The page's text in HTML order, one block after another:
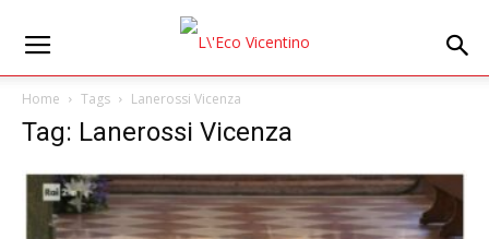
Home Tags Lanerossi Vicenza
Tag: Lanerossi Vicenza